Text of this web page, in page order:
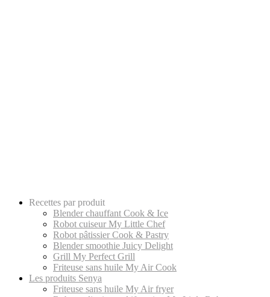
Recettes par produit
Blender chauffant Cook & Ice
Robot cuiseur My Little Chef
Robot pâtissier Cook & Pastry
Blender smoothie Juicy Delight
Grill My Perfect Grill
Friteuse sans huile My Air Cook
Les produits Senya
Friteuse sans huile My Air fryer